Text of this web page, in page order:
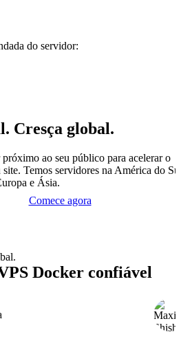
do servidor:
Cresça global.
ao seu público para acelerar o
site. Temos servidores na América do
e Ásia.
Comece agora
Docker confiável